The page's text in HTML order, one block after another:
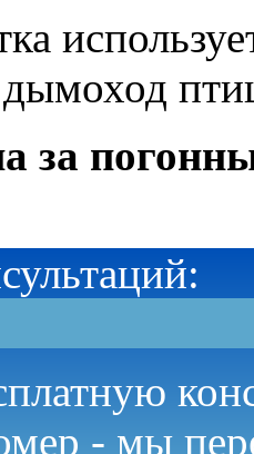
за
- мы